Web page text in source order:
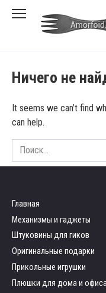
Skip
Ничего не
It seems we can’t find
can help.
Search
for:
Главная
Механизмы и гаджеты
Штуковины для гиков
Оригинальные подарки
Прикольные игрушки
Плюшки для дома и